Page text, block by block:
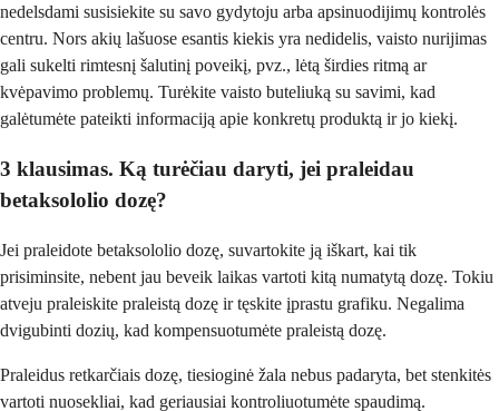
nedelsdami susisiekite su savo gydytoju arba apsinuodijimų kontrolės
centru. Nors akių lašuose esantis kiekis yra nedidelis, vaisto nurijimas
gali sukelti rimtesnį šalutinį poveikį, pvz., lėtą širdies ritmą ar
kvėpavimo problemų. Turėkite vaisto buteliuką su savimi, kad
galėtumėte pateikti informaciją apie konkretų produktą ir jo kiekį.
3 klausimas. Ką turėčiau daryti, jei praleidau
betaksololio dozę?
Jei praleidote betaksololio dozę, suvartokite ją iškart, kai tik
prisiminsite, nebent jau beveik laikas vartoti kitą numatytą dozę. Tokiu
atveju praleiskite praleistą dozę ir tęskite įprastu grafiku. Negalima
dvigubinti dozių, kad kompensuotumėte praleistą dozę.
Praleidus retkarčiais dozę, tiesioginė žala nebus padaryta, bet stenkitės
vartoti nuosekliai, kad geriausiai kontroliuotumėte spaudimą.